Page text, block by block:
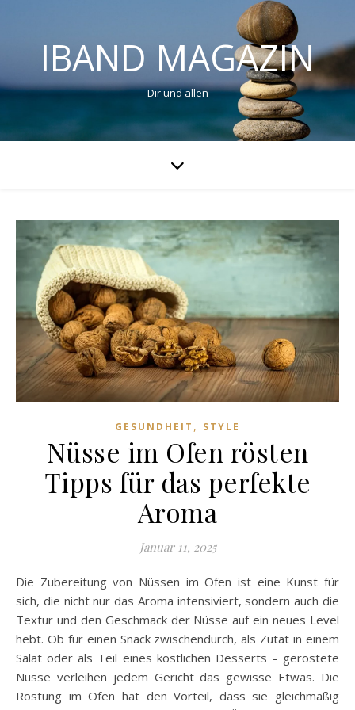
IBAND MAGAZIN
Dir und allen
GESUNDHEIT , STYLE
Nüsse im Ofen rösten
Tipps für das perfekte
Aroma
Januar 11, 2025
Die Zubereitung von Nüssen im Ofen ist eine Kunst für
sich, die nicht nur das Aroma intensiviert, sondern auch die
Textur und den Geschmack der Nüsse auf ein neues Level
hebt. Ob für einen Snack zwischendurch, als Zutat in einem
Salat oder als Teil eines köstlichen Desserts – geröstete
Nüsse verleihen jedem Gericht das gewisse Etwas. Die
Röstung im Ofen hat den Vorteil, dass sie gleichmäßig